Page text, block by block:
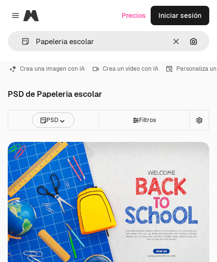
Close menu
Magnific
Borrar
Precios Iniciar sesión
Crea una imagen con IA Crea un vídeo con IA Personaliza
PSD de Papeleria escolar
PSD Filtros